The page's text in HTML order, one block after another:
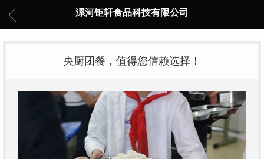
漯河钜轩食品科技有限公司
央厨团餐，值得您信赖选择！